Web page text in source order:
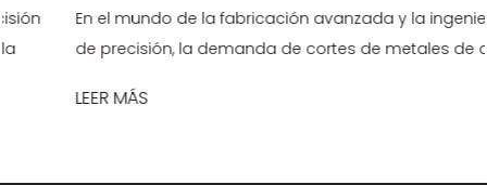
En el mundo de la fabricación avanzada y la ingeniería
de precisión, la demanda de cortes de metales de alta
componentes aeroespa...
LEER MÁS